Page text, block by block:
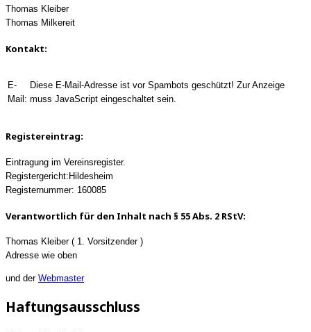
Thomas Kleiber
Thomas Milkereit
Kontakt:
E-
Mail:
Diese E-Mail-Adresse ist vor Spambots geschützt! Zur Anzeige
muss JavaScript eingeschaltet sein.
Registereintrag:
Eintragung im Vereinsregister.
Registergericht:Hildesheim
Registernummer: 160085
Verantwortlich für den Inhalt nach § 55 Abs. 2 RStV:
Thomas Kleiber ( 1. Vorsitzender )
Adresse wie oben
und der Webmaster
Haftungsausschluss